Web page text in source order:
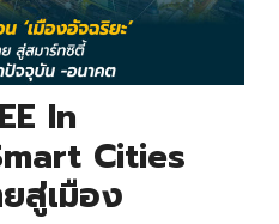
In
Cities
สู่เมือง